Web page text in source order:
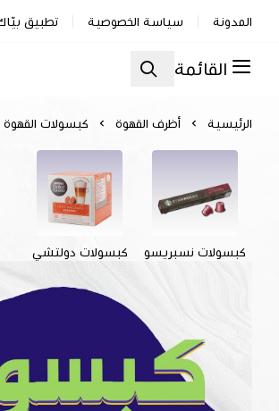
المدونة سياسة الخصوصية تطبيق
القائمة
الرئيسية أظرف القهوة كبسولات القهوة
كبسولات نسبريسو كبسولات دولتشي